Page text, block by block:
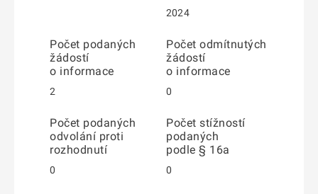
2024
Počet podaných
žádostí
o informace
2
Počet odmítnutých
žádostí
o informace
0
Počet podaných
odvolání proti
rozhodnutí
0
Počet stížností
podaných
podle § 16a
0